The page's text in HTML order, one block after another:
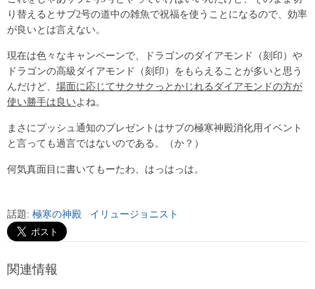
り替えるとサブ2号の道中の雑魚で祝福を使うことになるので、効率
が良いとは言えない。
現在は色々なキャンペーンで、ドラゴンのダイアモンド（刻印）や
ドラゴンの高級ダイアモンド（刻印）をもらえることが多いと思う
んだけど、 場面に応じてサクサクっとかじれるダイアモンドの方が
使い勝手は良いよね。
まさにプッシュ通知のプレゼントはサブの極寒神殿消化用イベント
と言っても過言ではないのである。（か？）
何気真面目に書いてもーたわ、はっはっは。
話題: 極寒の神殿 イリュージョニスト
関連情報